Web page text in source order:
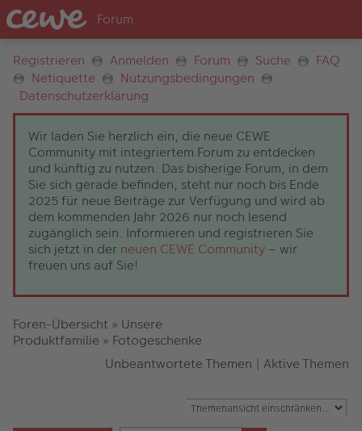
Registrieren Anmelden Forum Suche
FAQ
Netiquette
Nutzungsbedingungen
Datenschutzerklärung
Wir laden Sie herzlich ein, die neue CEWE
Community mit integriertem Forum zu entdecken
und künftig zu nutzen. Das bisherige Forum, in dem
Sie sich gerade befinden, steht nur noch bis Ende
2025 für neue Beiträge zur Verfügung und wird ab
dem kommenden Jahr 2026 nur noch lesend
zugänglich sein. Informieren und registrieren Sie
sich jetzt in der neuen CEWE Community – wir
freuen uns auf Sie!
Foren-Übersicht » Unsere
Produktfamilie » Fotogeschenke
Unbeantwortete Themen | Aktive Themen